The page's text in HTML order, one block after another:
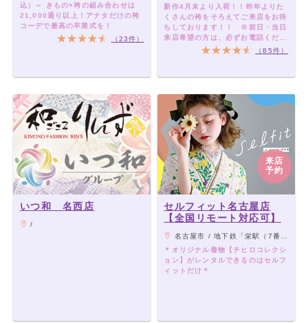
込）～ きもの×袴の組み合わせは
21,000通り以上！アナタだけの袴
コーデで最高の卒業式を！
（23件）
新作4月末より入荷！！昨年よりた
くさんの袴をそろえてご来店をお待
ちしております！！ ※前日・当日
来店希望の方は、必ずお電話くださ
（85件）
いつ和 名西店
/
来店
予約
セルフィット名古屋店
【全国リモート対応可】
名古屋市 / 地下鉄「栄駅（7番出口）」徒歩5分 地下鉄「矢場町駅（6番出口）」徒歩2分
＊オリジナル着物【チヒロコレクシ
ョン】がレンタルできるのはセルフ
ィットだけ＊